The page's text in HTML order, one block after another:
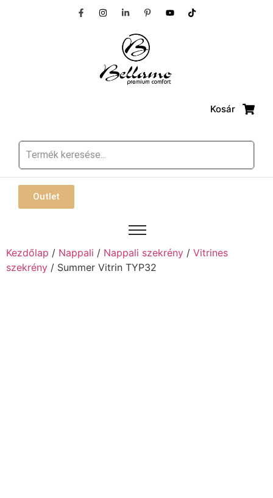
Kosár
Outlet
Kezdőlap / Nappali / Nappali szekrény / Vitrines
szekrény / Summer Vitrin TYP32